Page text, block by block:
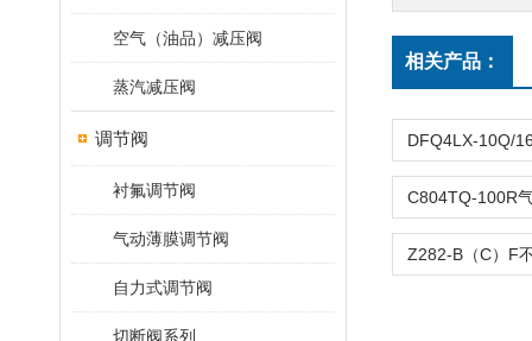
空气（油品）减压阀
蒸汽减压阀
调节阀
衬氟调节阀
气动薄膜调节阀
自力式调节阀
切断阀系列
相关产品：